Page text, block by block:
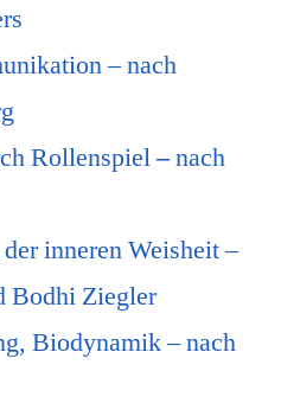
– nach
Rollenspiel–nach
inneren Weisheit –
Bodhi Ziegler
Biodynamik – nach